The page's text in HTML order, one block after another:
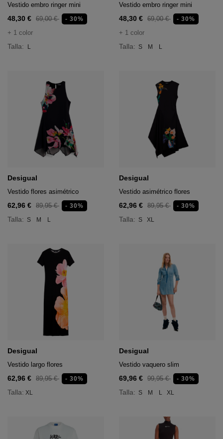
Vestido embro ringer mini
48,30 € 69,00 € - 30%
+ 1 color
Talla: L
Vestido embro ringer mini
48,30 € 69,00 € - 30%
+ 1 color
Talla: S M L
Desigual
Vestido flores asimétrico
62,96 € 89,95 € - 30%
Talla: S M L
Desigual
Vestido asimétrico flores
62,96 € 89,95 € - 30%
Talla: S XL
Desigual
Vestido largo flores
62,96 € 89,95 € - 30%
Talla: XL
Desigual
Vestido vaquero slim
69,96 € 99,95 € - 30%
Talla: S M L XL